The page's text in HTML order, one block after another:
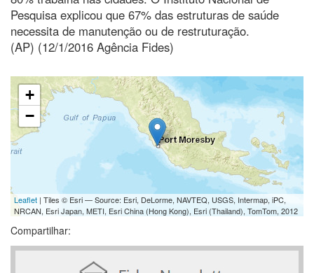
Pesquisa explicou que 67% das estruturas de saúde
necessita de manutenção ou de restruturação.
(AP) (12/1/2016 Agência Fides)
+
−
Leaflet | Tiles © Esri — Source: Esri, DeLorme, NAVTEQ, USGS, Intermap, iPC,
NRCAN, Esri Japan, METI, Esri China (Hong Kong), Esri (Thailand), TomTom, 2012
Compartilhar: